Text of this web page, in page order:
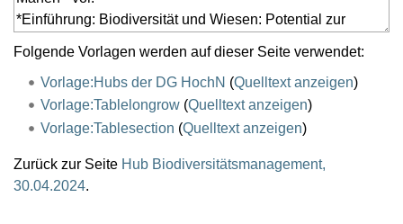
Folgende Vorlagen werden auf dieser Seite verwendet:
Vorlage:Hubs der DG HochN (Quelltext anzeigen)
Vorlage:Tablelongrow(Quelltext anzeigen)
Vorlage:Tablesection (Quelltext anzeigen)
Zurück zur Seite Hub Biodiversitätsmanagement,
30.04.2024.